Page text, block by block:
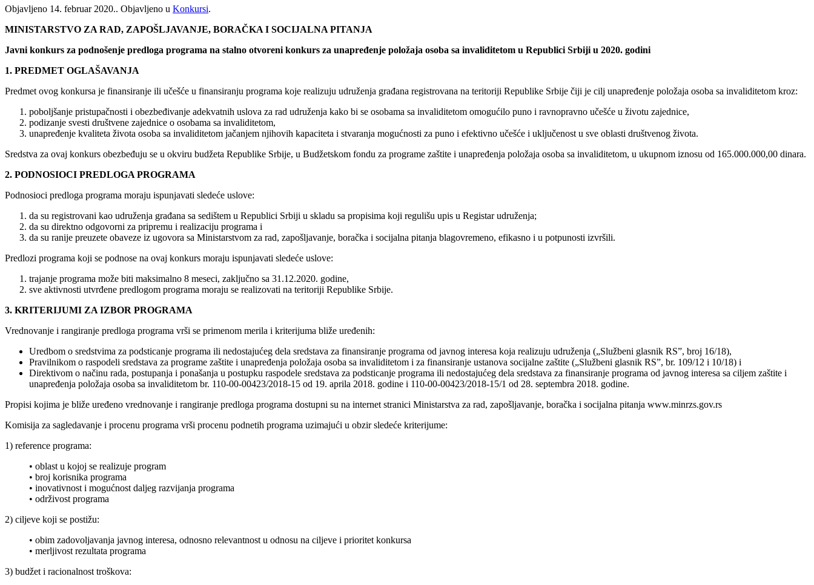
Objavljeno 14. februar 2020.. Objavljeno u Konkursi.
MINISTARSTVO ZA RAD, ZAPOŠLJAVANJE, BORAČKA I SOCIJALNA PITANJA
Javni konkurs za podnošenje predloga programa na stalno otvoreni konkurs za unapređenje položaja osoba sa invaliditetom u Republici Srbiji u 2020. godini
1. PREDMET OGLAŠAVANJA
Predmet ovog konkursa je finansiranje ili učešće u finansiranju programa koje realizuju udruženja građana registrovana na teritoriji Republike Srbije čiji je cilj unapređenje položaja osoba sa invaliditetom kroz:
poboljšanje pristupačnosti i obezbeđivanje adekvatnih uslova za rad udruženja kako bi se osobama sa invaliditetom omogućilo puno i ravnopravno učešće u životu zajednice,
podizanje svesti društvene zajednice o osobama sa invaliditetom,
unapređenje kvaliteta života osoba sa invaliditetom jačanjem njihovih kapaciteta i stvaranja mogućnosti za puno i efektivno učešće i uključenost u sve oblasti društvenog života.
Sredstva za ovaj konkurs obezbeđuju se u okviru budžeta Republike Srbije, u Budžetskom fondu za programe zaštite i unapređenja položaja osoba sa invaliditetom, u ukupnom iznosu od 165.000.000,00 dinara.
2. PODNOSIOCI PREDLOGA PROGRAMA
Podnosioci predloga programa moraju ispunjavati sledeće uslove:
da su registrovani kao udruženja građana sa sedištem u Republici Srbiji u skladu sa propisima koji regulišu upis u Registar udruženja;
da su direktno odgovorni za pripremu i realizaciju programa i
da su ranije preuzete obaveze iz ugovora sa Ministarstvom za rad, zapošljavanje, boračka i socijalna pitanja blagovremeno, efikasno i u potpunosti izvršili.
Predlozi programa koji se podnose na ovaj konkurs moraju ispunjavati sledeće uslove:
trajanje programa može biti maksimalno 8 meseci, zaključno sa 31.12.2020. godine,
sve aktivnosti utvrđene predlogom programa moraju se realizovati na teritoriji Republike Srbije.
3. KRITERIJUMI ZA IZBOR PROGRAMA
Vrednovanje i rangiranje predloga programa vrši se primenom merila i kriterijuma bliže uređenih:
Uredbom o sredstvima za podsticanje programa ili nedostajućeg dela sredstava za finansiranje programa od javnog interesa koja realizuju udruženja („Službeni glasnik RS”, broj 16/18),
Pravilnikom o raspodeli sredstava za programe zaštite i unapređenja položaja osoba sa invaliditetom i za finansiranje ustanova socijalne zaštite („Službeni glasnik RS”, br. 109/12 i 10/18) i
Direktivom o načinu rada, postupanja i ponašanja u postupku raspodele sredstava za podsticanje programa ili nedostajućeg dela sredstava za finansiranje programa od javnog interesa sa ciljem zaštite i
unapređenja položaja osoba sa invaliditetom br. 110-00-00423/2018-15 od 19. aprila 2018. godine i 110-00-00423/2018-15/1 od 28. septembra 2018. godine.
Propisi kojima je bliže uređeno vrednovanje i rangiranje predloga programa dostupni su na internet stranici Ministarstva za rad, zapošljavanje, boračka i socijalna pitanja www.minrzs.gov.rs
Komisija za sagledavanje i procenu programa vrši procenu podnetih programa uzimajući u obzir sledeće kriterijume:
1) reference programa:
• oblast u kojoj se realizuje program
• broj korisnika programa
• inovativnost i mogućnost daljeg razvijanja programa
• održivost programa
2) ciljeve koji se postižu:
• obim zadovoljavanja javnog interesa, odnosno relevantnost u odnosu na ciljeve i prioritet konkursa
• merljivost rezultata programa
3) budžet i racionalnost troškova: